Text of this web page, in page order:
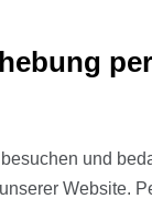
und
Website.